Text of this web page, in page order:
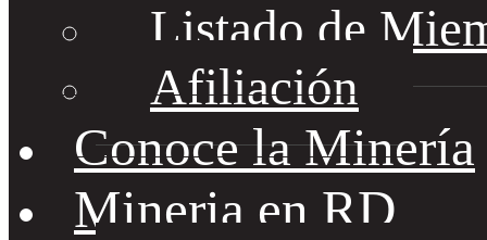
Listado de
Afiliación
Conoce la Minería
Mineria en RD